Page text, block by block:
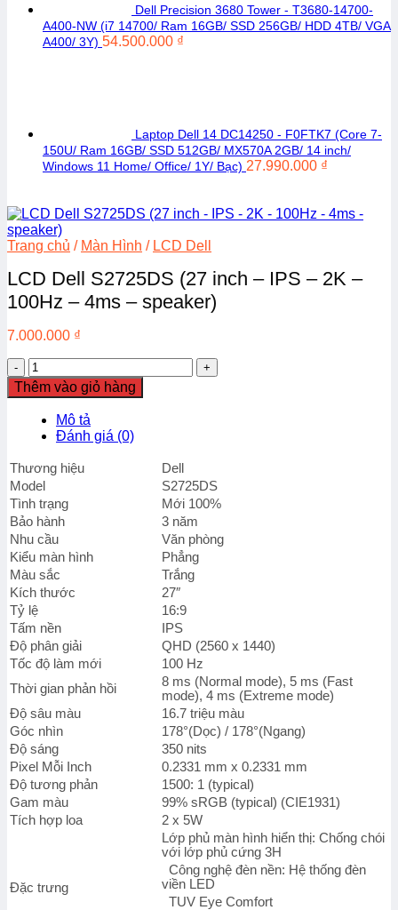
Dell Precision 3680 Tower - T3680-14700-
A400-NW (i7 14700/ Ram 16GB/ SSD 256GB/ HDD 4TB/ VGA
A400/ 3Y) 54.500.000 ₫
Laptop Dell 14 DC14250 - F0FTK7 (Core 7-
150U/ Ram 16GB/ SSD 512GB/ MX570A 2GB/ 14 inch/
Windows 11 Home/ Office/ 1Y/ Bạc) 27.990.000 ₫
Trang chủ / Màn Hình / LCD Dell
LCD Dell S2725DS (27 inch – IPS – 2K –
100Hz – 4ms – speaker)
7.000.000 ₫
LCD
Dell
S2725DS
-
2K
-
100Hz
-
4ms
-
speaker)
số
lượng
Thêm vào giỏ hàng
Mô tả
Đánh giá (0)
Thương hiệu
Dell
Model
S2725DS
Tình trạng
Mới 100%
Bảo hành
3 năm
Nhu cầu
Văn phòng
Kiểu màn hình
Phẳng
Màu sắc
Trắng
Kích thước
27″
Tỷ lệ
16:9
Tấm nền
IPS
Độ phân giải
QHD (2560 x 1440)
Tốc độ làm mới
100 Hz
Thời gian phản hồi
8 ms (Normal mode), 5 ms (Fast
mode), 4 ms (Extreme mode)
Độ sâu màu
16.7 triệu màu
Góc nhìn
178°(Dọc) / 178°(Ngang)
Độ sáng
350 nits
Pixel Mỗi Inch
0.2331 mm x 0.2331 mm
Độ tương phản
1500: 1 (typical)
Gam màu
99% sRGB (typical) (CIE1931)
Tích hợp loa
2 x 5W
Đặc trưng
Lớp phủ màn hình hiển thị: Chống chói
với lớp phủ cứng 3H
Công nghệ đèn nền: Hệ thống đèn
viền LED
TUV Eye Comfort